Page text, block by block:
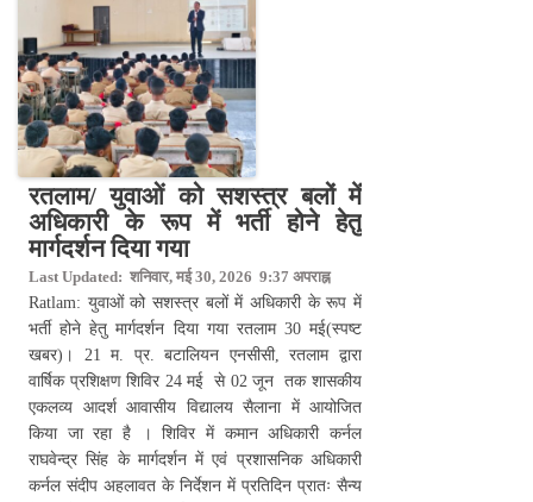
रतलाम/ युवाओं को सशस्त्र बलों में
अधिकारी के रूप में भर्ती होने हेतु
मार्गदर्शन दिया गया
Last Updated: शनिवार, मई 30, 2026 9:37 अपराह्न
Ratlam: युवाओं को सशस्त्र बलों में अधिकारी के रूप में
भर्ती होने हेतु मार्गदर्शन दिया गया रतलाम 30 मई(स्पष्ट
खबर)। 21 म. प्र. बटालियन एनसीसी, रतलाम द्वारा
वार्षिक प्रशिक्षण शिविर 24 मई से 02 जून तक शासकीय
एकलव्य आदर्श आवासीय विद्यालय सैलाना में आयोजित
किया जा रहा है । शिविर में कमान अधिकारी कर्नल
राघवेन्द्र सिंह के मार्गदर्शन में एवं प्रशासनिक अधिकारी
कर्नल संदीप अहलावत के निर्देशन में प्रतिदिन प्रातः सैन्य